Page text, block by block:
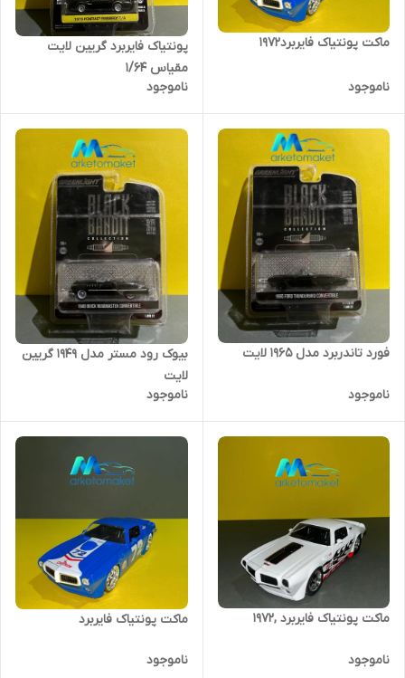
ماکت پونتیاک فایربرد۱۹۷۲
ناموجود
پونتیاک فایربرد گریین لایت
مقیاس ۱/۶۴
ناموجود
فورد تاندربرد مدل ۱۹۶۵ لایت
ناموجود
بیوک رود مستر مدل ۱۹۴۹ گریین
لایت
ناموجود
ماکت پونتیاک فایربرد ,۱۹۷۲
ناموجود
ماکت پونتیاک فایربرد
ناموجود